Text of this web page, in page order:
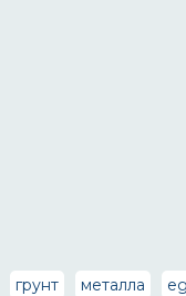
грунт металла